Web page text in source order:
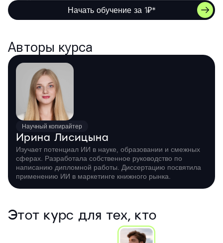
Начать обучение за 1₽*
Авторы курса
Научный копирайтер
Ирина Лисицына
Изучает потенциал ИИ в науке, образовании и смежных
сферах. Разработала собственное руководство по
написанию дипломной работы. Диссертацию посвятила
применению ИИ в маркетинге книжного рынка.
Этот курс для тех, кто